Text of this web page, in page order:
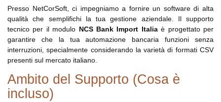
Presso NetCorSoft, ci impegniamo a fornire un software di alta
qualità che semplifichi la tua gestione aziendale. Il supporto
tecnico per il modulo NCS Bank Import Italiaè progettato per
garantire che la tua automazione bancaria funzioni senza
interruzioni, specialmente considerando la varietà di formati CSV
presenti sul mercato italiano.
Ambito del Supporto (Cosa è
incluso)